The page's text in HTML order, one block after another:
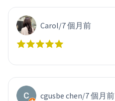
Carol/7 個月前
cgusbe chen/7 個月前